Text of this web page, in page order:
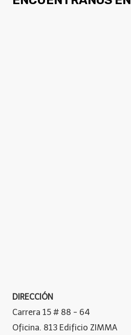
DIRECCIÓN
Carrera 15 # 88 - 64
Oficina. 813 Edificio ZIMMA